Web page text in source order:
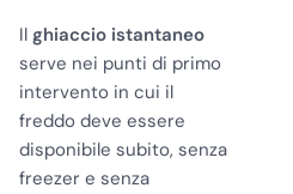
Il ghiaccio istantaneo
serve nei punti di primo
intervento in cui il
freddo deve essere
disponibile subito, senza
freezer e senza